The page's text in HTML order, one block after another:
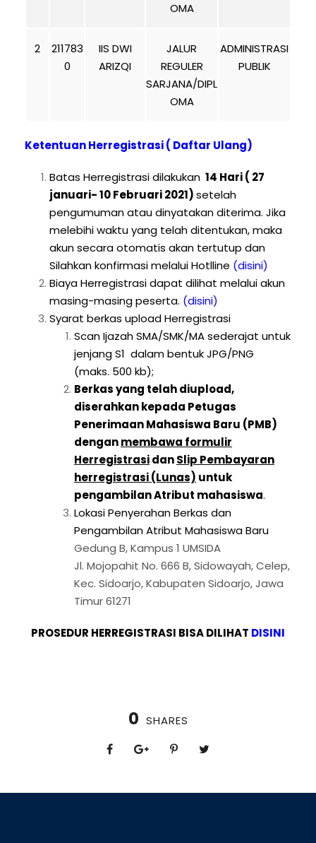
OMA
2
211783
0
IIS DWI
ARIZQI
JALUR
REGULER
SARJANA/DIPL
OMA
ADMINISTRASI
PUBLIK
Ketentuan Herregistrasi ( Daftar Ulang)
Batas Herregistrasi dilakukan 14 Hari ( 27
januari- 10 Februari 2021)setelah
pengumuman atau dinyatakan diterima. Jika
melebihi waktu yang telah ditentukan, maka
akun secara otomatis akan tertutup dan
Silahkan konfirmasi melalui Hotlline (disini)
Biaya Herregistrasi dapat dilihat melalui akun
masing-masing peserta. (disini)
Syarat berkas upload Herregistrasi
Scan Ijazah SMA/SMK/MA sederajat untuk
jenjang S1 dalam bentuk JPG/PNG
(maks. 500 kb);
Berkas yang telah diupload,
diserahkan kepada Petugas
Penerimaan Mahasiswa Baru (PMB)
denganmembawa formulir
HerregistrasidanSlip Pembayaran
herregistrasi (Lunas) untuk
pengambilan Atribut mahasiswa.
Lokasi Penyerahan Berkas dan
Pengambilan Atribut Mahasiswa Baru
Gedung B, Kampus 1 UMSIDA
Jl. Mojopahit No. 666 B, Sidowayah, Celep,
Kec. Sidoarjo, Kabupaten Sidoarjo, Jawa
Timur 61271
PROSEDUR HERREGISTRASI BISA DILIHAT DISINI
0 SHARES